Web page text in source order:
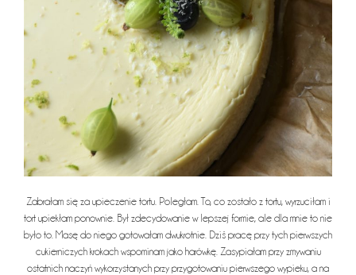
Zabrałam się za upieczenie tortu. Poległam. To, co zostało z tortu, wyrzuciłam i
tort upiekłam ponownie. Był zdecydowanie w lepszej formie, ale dla mnie to nie
było to. Masę do niego gotowałam dwukrotnie. Dziś pracę przy tych pierwszych
cukierniczych krokach wspominam jako harówkę. Zasypiałam przy zmywaniu
ostatnich naczyń wykorzystanych przy przygotowaniu pierwszego wypieku, a na